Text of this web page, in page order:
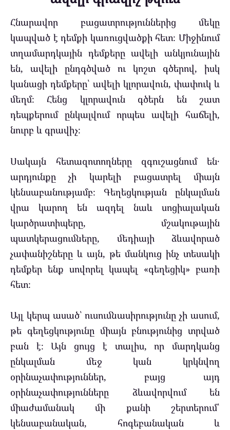
Հնարավոր բացատրություններից մեկը
կապված է դեմքի կառուցվածքի հետ։ Միջինում
տղամարդկային դեմքերը ավելի անկյունային
են, ավելի ընդգծված ու կոշտ գծերով, իսկ
կանացի դեմքերը՝ ավելի կլորավուն, փափուկ և
մեղմ։ Հենց կլորավուն գծերն են շատ
դեպքերում ընկալվում որպես ավելի հաճելի,
նուրբ և գրավիչ։
Սակայն հետազոտողները զգուշացնում են․
արդյունքը չի կարելի բացատրել միայն
կենսաբանությամբ։ Գեղեցկության ընկալման
վրա կարող են ազդել նաև սոցիալական
կարծրատիպերը, մշակութային
պատկերացումները, մեդիայի ձևավորած
չափանիշները և այն, թե մանկուց ինչ տեսակի
դեմքեր ենք սովորել կապել «գեղեցիկ» բառի
հետ։
Այլ կերպ ասած՝ ուսումնասիրությունը չի ասում,
թե գեղեցկությունը միայն բնությունից տրված
բան է։ Այն ցույց է տալիս, որ մարդկանց
ընկալման մեջ կան կրկնվող
օրինաչափություններ, բայց այդ
օրինաչափությունները ձևավորվում են
միաժամանակ մի քանի շերտերում՝
կենսաբանական, հոգեբանական և